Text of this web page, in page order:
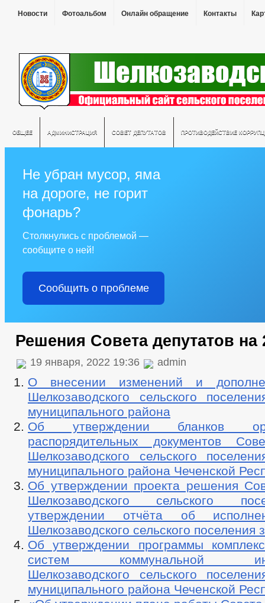
Новости Фотоальбом Онлайн обращение Контакты
ОБЩЕЕ АДМИНИСТРАЦИЯ СОВЕТ ДЕПУТАТОВ ПРОТИВОДЕЙСТВИЕ
Не убран мусор, яма
на дороге, не горит
фонарь?
Столкнулись с проблемой —
сообщите о ней!
Сообщить о проблеме
Решения Совета депутатов на
19 января, 2022 19:36 admin
О внесении изменений и
Шелкозаводского сельского
муниципального района
Об утверждении бланков
распорядительных документов
Шелкозаводского сельского
муниципального района Чеченской
Об утверждении проекта решения
Шелкозаводского сельского
утверждении отчёта об
Шелкозаводского сельского поселения
Об утверждении программы
систем коммунальной
Шелкозаводского сельского
муниципального района Чеченской